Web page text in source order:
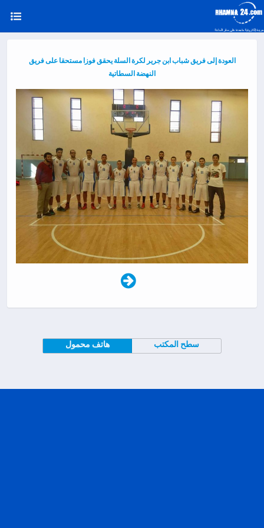
العودة إلى فريق شباب ابن جرير لكرة السلة يحقق فوزا مستحقا على فريق
النهضة السطاتية
هاتف محمول سطح المكتب